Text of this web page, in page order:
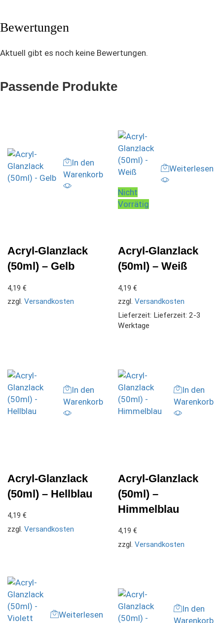
Bewertungen
Aktuell gibt es noch keine Bewertungen.
Passende Produkte
In den
Warenkorb
Acryl-Glanzlack
(50ml) – Gelb
4,19 €
zzgl. Versandkosten
Nicht
Vorrätig
Weiterlesen
Acryl-Glanzlack
(50ml) – Weiß
4,19 €
zzgl. Versandkosten
Lieferzeit: Lieferzeit: 2-3
Werktage
In den
Warenkorb
Acryl-Glanzlack
(50ml) – Hellblau
4,19 €
zzgl. Versandkosten
In den
Warenkorb
Acryl-Glanzlack
(50ml) –
Himmelblau
4,19 €
zzgl. Versandkosten
Weiterlesen
In den
Warenkorb